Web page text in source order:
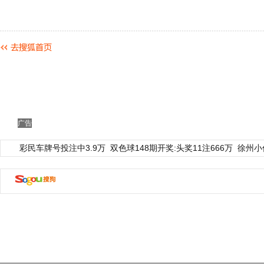
广告
彩民车牌号投注中3.9万 双色球148期开奖:头奖11注666万 徐州